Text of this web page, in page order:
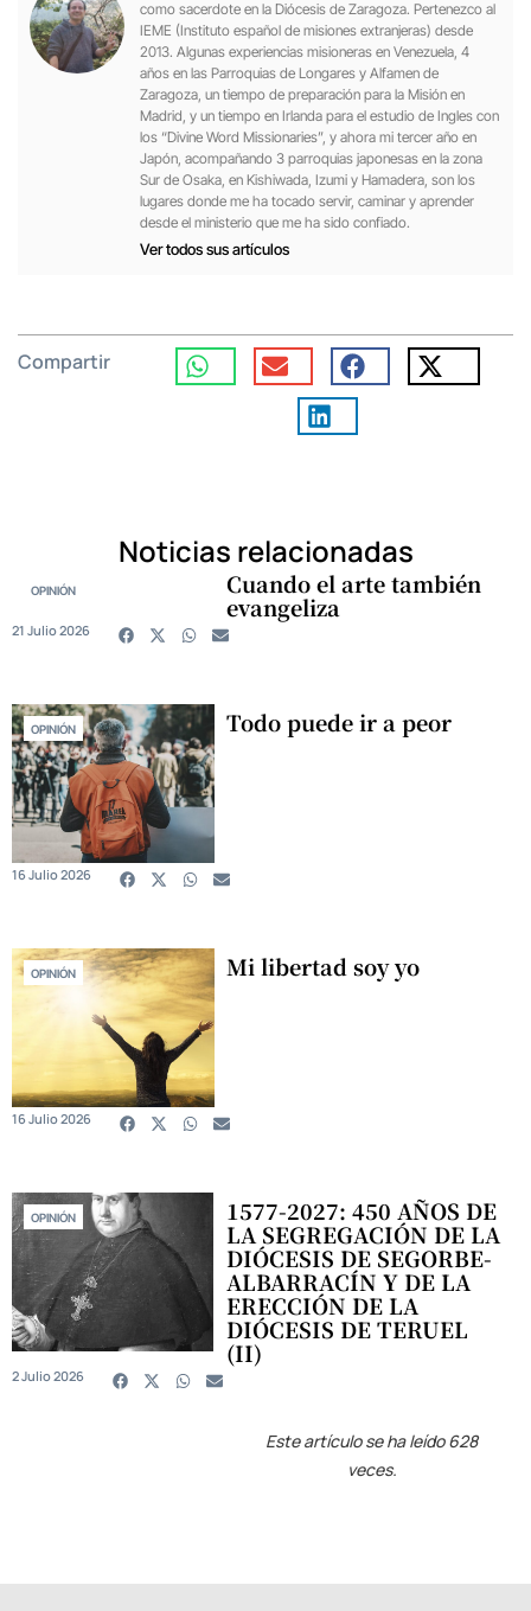
como sacerdote en la Diócesis de Zaragoza. Pertenezco al
IEME (Instituto español de misiones extranjeras) desde
2013. Algunas experiencias misioneras en Venezuela, 4
años en las Parroquias de Longares y Alfamen de
Zaragoza, un tiempo de preparación para la Misión en
Madrid, y un tiempo en Irlanda para el estudio de Ingles con
los “Divine Word Missionaries”, y ahora mi tercer año en
Japón, acompañando 3 parroquias japonesas en la zona
Sur de Osaka, en Kishiwada, Izumi y Hamadera, son los
lugares donde me ha tocado servir, caminar y aprender
desde el ministerio que me ha sido confiado.
Ver todos sus artículos
Compartir
Noticias relacionadas
OPINIÓN Cuando el arte también
evangeliza
21 Julio 2026
OPINIÓN Todo puede ir a peor
16 Julio 2026
OPINIÓN Mi libertad soy yo
16 Julio 2026
OPINIÓN 1577-2027: 450 AÑOS DE
LA SEGREGACIÓN DE LA
DIÓCESIS DE SEGORBE-
ALBARRACÍN Y DE LA
ERECCIÓN DE LA
DIÓCESIS DE TERUEL
(II)
2 Julio 2026
Este artículo se ha leído 628
veces.